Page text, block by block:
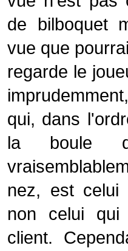
de bilboquet
vue que
regarde le
qui, dans
la boule
nez, est celui
non celui
client.